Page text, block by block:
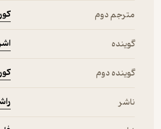
داد و موفق شد؟ او در این کتاب
همین لحظه انجاماش ندهی، به
برایان تریسی در کتاب صوتی قورباغه
مترجم دوم
گوینده
گوینده دوم
ناشر